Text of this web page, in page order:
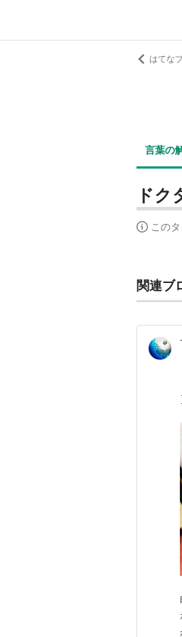
はてな
言葉の
ドク
この
関連ブ